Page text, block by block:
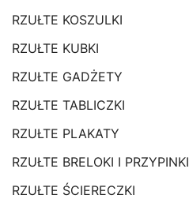
RZUŁTE KOSZULKI
RZUŁTE KUBKI
RZUŁTE GADŻETY
RZUŁTE TABLICZKI
RZUŁTE PLAKATY
RZUŁTE BRELOKI I PRZYPINKI
RZUŁTE ŚCIERECZKI